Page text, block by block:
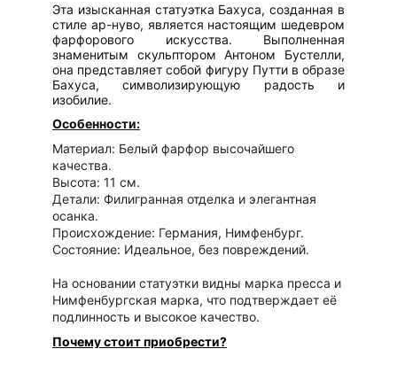
Эта изысканная статуэтка Бахуса, созданная в
стиле ар-нуво, является настоящим шедевром
фарфорового искусства. Выполненная
знаменитым скульптором Антоном Бустелли,
она представляет собой фигуру Путти в образе
Бахуса, символизирующую радость и
изобилие.
Особенности:
Материал: Белый фарфор высочайшего
качества.
Высота: 11 см.
Детали: Филигранная отделка и элегантная
осанка.
Происхождение: Германия, Нимфенбург.
Состояние: Идеальное, без повреждений.
На основании статуэтки видны марка пресса и
Нимфенбургская марка, что подтверждает её
подлинность и высокое качество.
Почему стоит приобрести?